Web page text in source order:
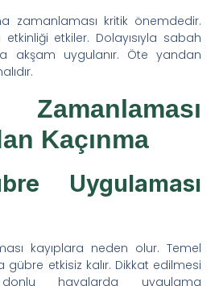
zamanlaması kritik önemdedir.
etkiler. Dolayısıyla sabah
akşam uygulanır. Öte yandan
Kaçınma
Uygulaması
kayıplara neden olur. Temel
etkisiz kalır. Dikkat edilmesi
havalarda uygulama